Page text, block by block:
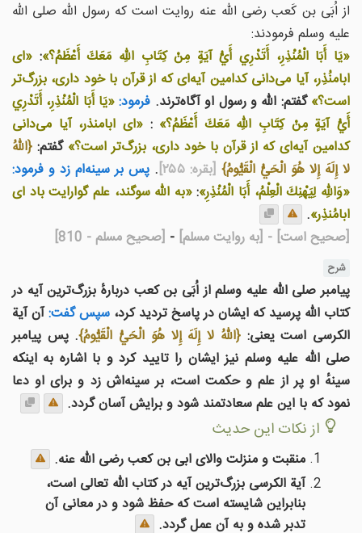
از اُبَی بن کَعب رضی الله عنه روایت است که رسول الله صلی الله
علیه وسلم فرمودند:
«يَا أَبَا الْمُنْذِرِ، أَتَدْرِي أَيُّ آيَةٍ مِنْ كِتَابِ اللهِ مَعَكَ أَعْظَمُ؟»: «ای
ابامنُذِر، آیا می‌دانی کدامین آیه‌ای که از قرآن با خود داری، بزرگ‌تر
است؟»گفتم: الله و رسول او آگاه‌ترند. فرمود: «يَا أَبَا الْمُنْذِرِ، أَتَدْرِي
أَيُّ آيَةٍ مِنْ كِتَابِ اللهِ مَعَكَ أَعْظَمُ؟» :«ای ابامنذر، آیا می‌دانی
کدامین آیه‌ای که از قرآن با خود داری، بزرگ‌تر است؟» گفتم: {اللهُ
لا إِلَهَ إِلا هُوَ الْحَيُّ الْقَيُّومُ} [بقره: ۲۵۵] . پس بر سینه‌ام زد و فرمود:
«وَاللهِ لِيَهْنِكَ الْعِلْمُ، أَبَا الْمُنْذِرِ»:«به الله سوگند، علم گوارایت باد ای
ابامُنذِر».
[صحیح است] - [به روایت مسلم] - [صحیح مسلم - 810]
شرح
پیامبر صلی الله علیه وسلم از اُبَی بن کعب دربارهٔ بزرگ‌ترین آیه در
کتاب الله پرسید که ایشان در پاسخ تردید کرد، سپس گفت:آن آیة
الکرسی است یعنی‌:{اللهُ لا إِلَهَ إِلا هُوَ الْحَيُّ الْقَيُّومُ}. پس پیامبر
صلی الله علیه وسلم نیز ایشان را تایید کرد و با اشاره به اینکه
سینهٔ او پر از علم و حکمت است، بر سینه‌اش زد و برای او دعا
نمود که با این علم سعادتمند شود و برایش آسان گردد.
از نکات این حدیث
منقبت و منزلت والای ابی بن کعب رضی الله عنه.
آیة الکرسی بزرگ‌ترین آیه در کتاب الله تعالی است،
بنابراین شایسته است که حفظ شود و در معانی‌ آن
تدبر شده و به آن عمل گردد.